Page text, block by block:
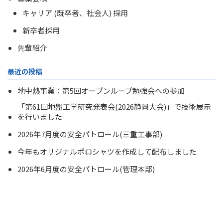
キャリア (既卒者、社会人) 採用
新卒者採用
先輩紹介
最近の投稿
地中熱事業：第5回オープンループ勉強会への参加
「第61回地盤工学研究発表会(2026静岡大会)」で技術展示
を行いました
2026年7月度の安全パトロール(三重工事部)
今年もオリジナルポロシャツを作成して配布しました
2026年6月度の安全パトロール(管理本部)